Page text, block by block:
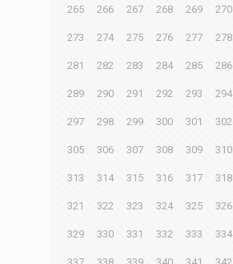
265 266 267 268 269 270
273 274 275 276 277 278
281 282 283 284 285 286
289 290 291 292 293 294
297 298 299 300 301 302
305 306 307 308 309 310
313 314 315 316 317 318
321 322 323 324 325 326
329 330 331 332 333 334